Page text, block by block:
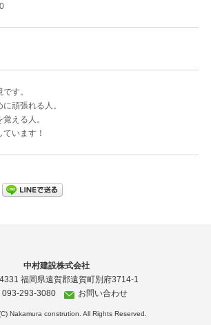
す。
頑張れる人。
える人。
います！
中村建設株式会社
福岡県遠賀郡遠賀町別府3714-1
093-293-3080
お問い合わせ
Nakamura constrution. All Rights Reserved.